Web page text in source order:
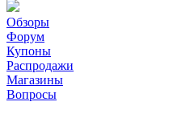
Обзоры
Форум
Купоны
Распродажи
Магазины
Вопросы